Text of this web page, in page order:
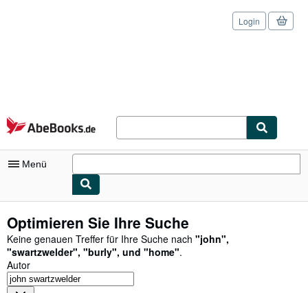
Zum Hauptinhalt
AbeBooks.de
Login
Menü
Meine Bestellungen
Logout
Detailsuche
Optimieren Sie Ihre Suche
Keine genauen Treffer für Ihre Suche nach "john",
"swartzwelder", "burly", und "home".
Autor